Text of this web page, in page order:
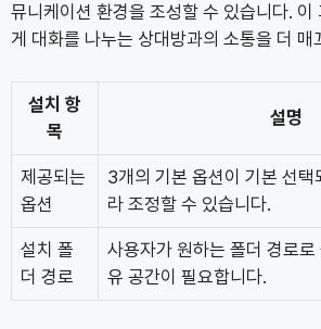
뮤니케이션 환경을 조성할 수 있습니다. 이
게 대화를 나누는 상대방과의 소통을 더 매
설치 항
목
설명
제공되는
옵션
3개의 기본 옵션이 기본 선
라 조정할 수 있습니다.
설치 폴
더 경로
사용자가 원하는 폴더 경로로
유 공간이 필요합니다.